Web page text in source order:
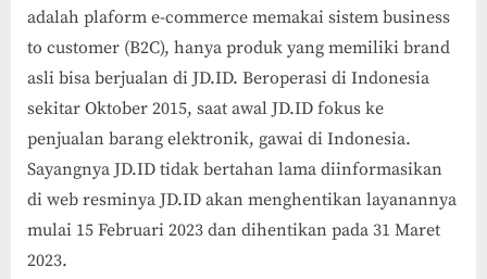
adalah plaform e-commerce memakai sistem business
to customer (B2C), hanya produk yang memiliki brand
asli bisa berjualan di JD.ID. Beroperasi di Indonesia
sekitar Oktober 2015, saat awal JD.ID fokus ke
penjualan barang elektronik, gawai di Indonesia.
Sayangnya JD.ID tidak bertahan lama diinformasikan
di web resminya JD.ID akan menghentikan layanannya
mulai 15 Februari 2023 dan dihentikan pada 31 Maret
2023.